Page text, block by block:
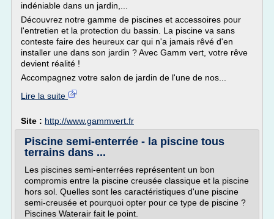
indéniable dans un jardin,...
Découvrez notre gamme de piscines et accessoires pour
l'entretien et la protection du bassin. La piscine va sans
conteste faire des heureux car qui n'a jamais rêvé d'en
installer une dans son jardin ? Avec Gamm vert, votre rêve
devient réalité !
Accompagnez votre salon de jardin de l'une de nos...
Lire la suite
Site : http://www.gammvert.fr
Piscine semi-enterrée - la piscine tous
terrains dans ...
Les piscines semi-enterrées représentent un bon
compromis entre la piscine creusée classique et la piscine
hors sol. Quelles sont les caractéristiques d'une piscine
semi-creusée et pourquoi opter pour ce type de piscine ?
Piscines Waterair fait le point.